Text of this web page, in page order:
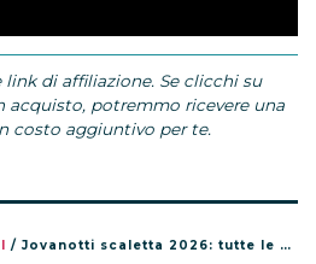
di affiliazione. Se clicchi su
acquisto, potremmo ricevere una
costo aggiuntivo per te.
/ Jovanotti scaletta 2026: tutte le canzoni del tour Jova Summer Party